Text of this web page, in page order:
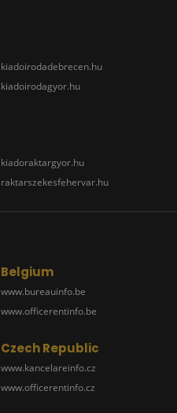
kiadoirodadebrecen.hu
kiadoirodagyor.hu
kiadoraktargyor.hu
raktarszekesfehervar.hu
Belgium
www.bureauinfo.be
www.officerentinfo.be
Czech Republic
www.kancelareinfo.cz
www.officerentinfo.cz